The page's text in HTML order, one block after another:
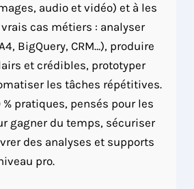
audio et vidéo) et à les
cas métiers : analyser
BigQuery, CRM…), produire
et crédibles, prototyper
les tâches répétitives.
% pratiques, pensés pour les
gagner du temps, sécuriser
des analyses et supports
pro.